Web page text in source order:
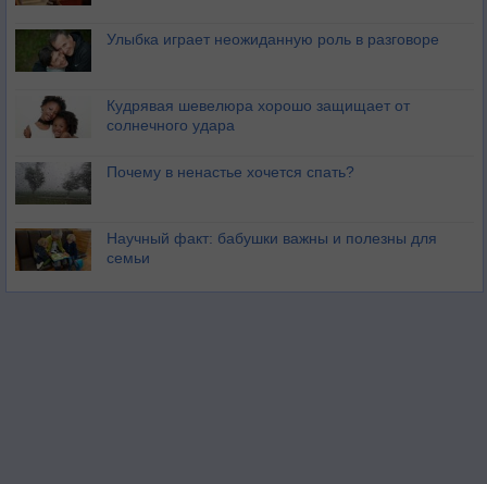
Улыбка играет неожиданную роль в разговоре
Кудрявая шевелюра хорошо защищает от
солнечного удара
Почему в ненастье хочется спать?
Научный факт: бабушки важны и полезны для
семьи